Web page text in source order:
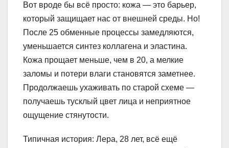
Вот вроде бы всё просто: кожа — это барьер,
который защищает нас от внешней среды. Но!
После 25 обменные процессы замедляются,
уменьшается синтез коллагена и эластина.
Кожа прощает меньше, чем в 20, а мелкие
заломы и потери влаги становятся заметнее.
Продолжаешь ухаживать по старой схеме —
получаешь тусклый цвет лица и неприятное
ощущение стянутости.
Типичная история: Лера, 28 лет, всё ещё